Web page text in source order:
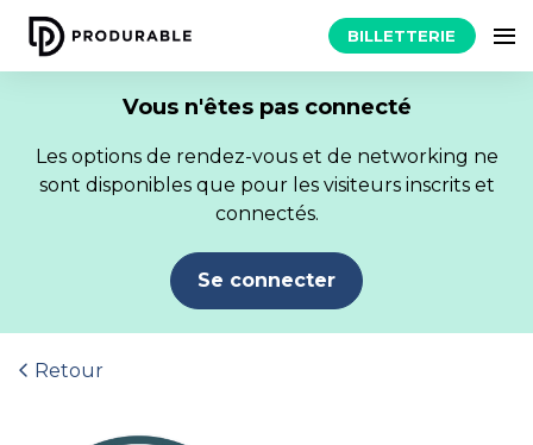
BILLETTERIE
Vous n'êtes pas connecté
Les options de rendez-vous et de networking ne
sont disponibles que pour les visiteurs inscrits et
connectés.
Se connecter
Retour